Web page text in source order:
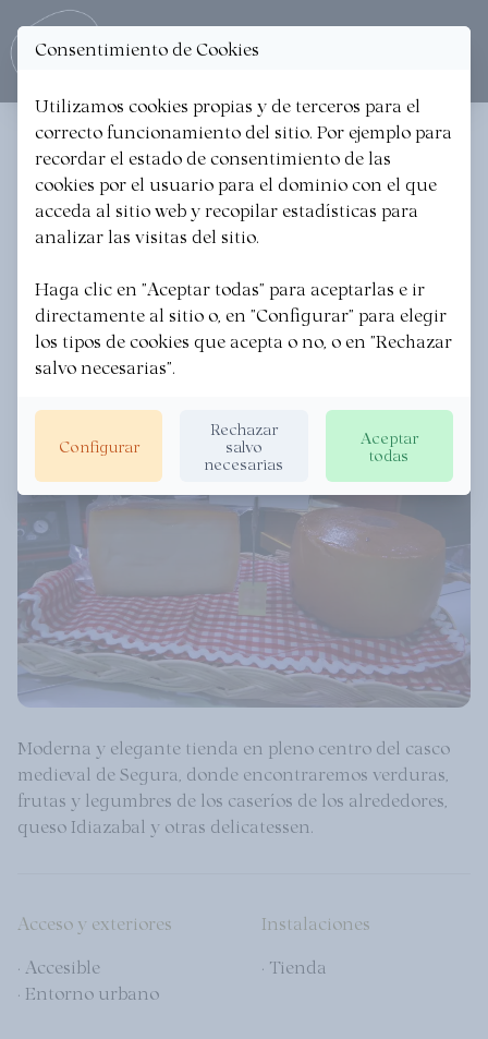
ONDARRE DENDA
Comercios // Tiendas gourmet y enotecas
Moderna y elegante tienda en pleno centro del casco
medieval de Segura, donde encontraremos verduras,
frutas y legumbres de los caseríos de los alrededores,
queso Idiazabal y otras delicatessen.
Acceso y exteriores
· Accesible
· Entorno urbano
Instalaciones
· Tienda
Consentimiento de Cookies
Utilizamos cookies propias y de terceros para el
correcto funcionamiento del sitio. Por ejemplo para
recordar el estado de consentimiento de las
cookies por el usuario para el dominio con el que
acceda al sitio web y recopilar estadísticas para
analizar las visitas del sitio.
Haga clic en "Aceptar todas" para aceptarlas e ir
directamente al sitio o, en "Configurar" para elegir
los tipos de cookies que acepta o no, o en "Rechazar
salvo necesarias".
Configurar
Rechazar
salvo
necesarias
Aceptar
todas